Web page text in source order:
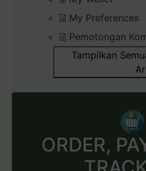
My Preferences
Pemotongan
Tampilkan
ORDER,